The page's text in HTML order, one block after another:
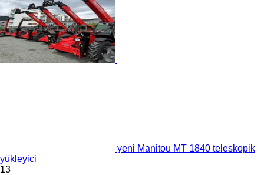
yeni Manitou MT 1840 teleskopik
yükleyici
13